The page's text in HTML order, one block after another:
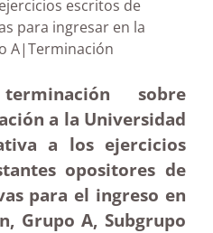
escritos de
para ingresar en la
A|Terminación
sobre
a la Universidad
a los ejercicios
opositores de
para el ingreso en
Grupo A, Subgrupo